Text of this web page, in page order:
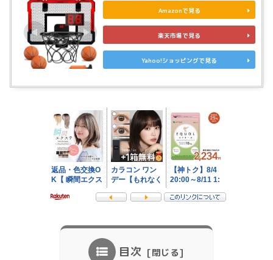
Amazonで見る
楽天市場で見る
Yahoo!ショッピングで見る
目次